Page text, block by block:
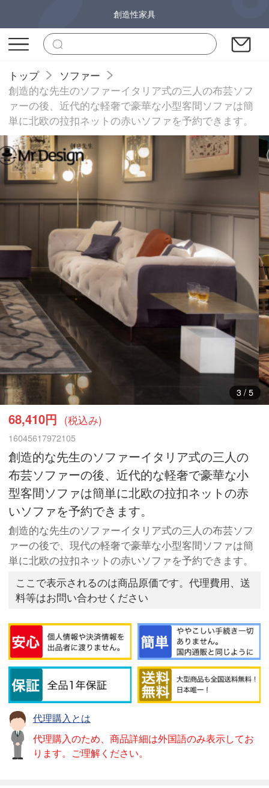
創造性家具
トップ
ソファー
創造的な先生のソファーイタリア式の三人の布芸ソフ
ァーの後、近代的な軽奢で豪華な小型客間ソファは簡
単に北欧の拉扣ネットの赤いソファを予約できます。
3/ 5
68,410円 (税込み)
16045617972105
創造的な先生のソファーイタリア式の三人の
布芸ソファーの後、近代的な軽奢で豪華な小
型客間ソファは簡単に北欧の拉扣ネットの赤
いソファを予約できます。
創造的な先生のソファーイタリア式の三人の布芸ソフ
ァーの後で、現代の軽奢で豪華な小型客間ソファは簡
単に北欧の拉扣ネットの赤いソファを予約できます。
ここで表示されるのは商品原価です。代理費用、送
料等はお問い合わせください
代理購入とは
代理購入のため、商品詳細は外国語のみ表示してお
ります。ご理解ください。